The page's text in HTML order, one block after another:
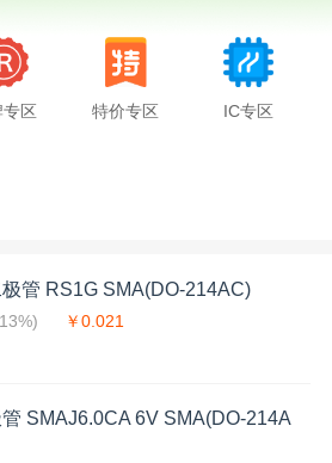
区 特价专区 IC专区
管 RS1G SMA(DO-214AC)
￥0.021
SMAJ6.0CA 6V SMA(DO-214A